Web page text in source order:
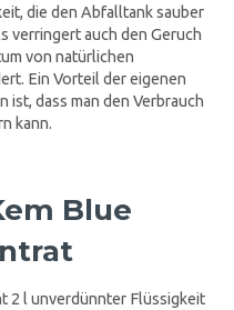
die den Abfalltank sauber
verringert auch den Geruch
von natürlichen
Ein Vorteil der eigenen
dass man den Verbrauch
kann.
Blue
2 l unverdünnter Flüssigkeit